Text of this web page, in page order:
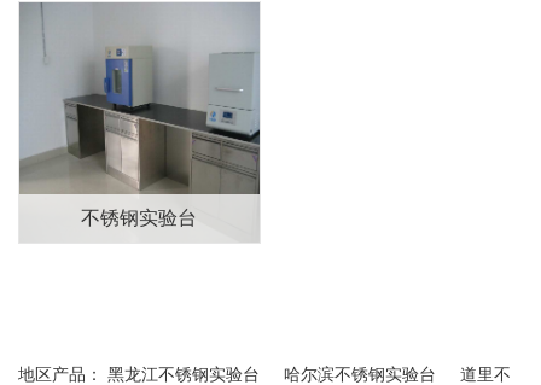
不锈钢实验台
地区产品： 黑龙江不锈钢实验台 哈尔滨不锈钢实验台 道里不